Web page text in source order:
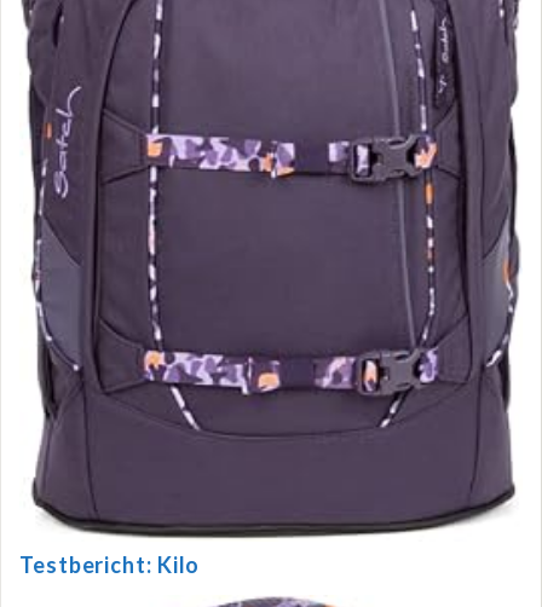
Testbericht: Kilo